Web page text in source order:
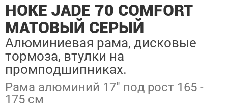
HOKE JADE 70 COMFORT
МАТОВЫЙ СЕРЫЙ
Алюминиевая рама, дисковые
тормоза, втулки на
промподшипниках.
Рама алюминий 17" под рост 165 -
175 см